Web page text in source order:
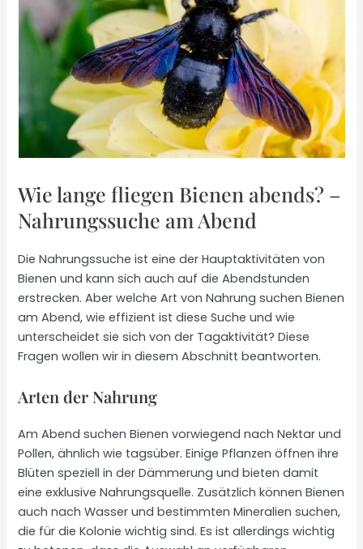
Wie lange fliegen Bienen abends? –
Nahrungssuche am Abend
Die Nahrungssuche ist eine der Hauptaktivitäten von
Bienen und kann sich auch auf die Abendstunden
erstrecken. Aber welche Art von Nahrung suchen Bienen
am Abend, wie effizient ist diese Suche und wie
unterscheidet sie sich von der Tagaktivität? Diese
Fragen wollen wir in diesem Abschnitt beantworten.
Arten der Nahrung
Am Abend suchen Bienen vorwiegend nach Nektar und
Pollen, ähnlich wie tagsüber. Einige Pflanzen öffnen ihre
Blüten speziell in der Dämmerung und bieten damit
eine exklusive Nahrungsquelle. Zusätzlich können Bienen
auch nach Wasser und bestimmten Mineralien suchen,
die für die Kolonie wichtig sind. Es ist allerdings wichtig